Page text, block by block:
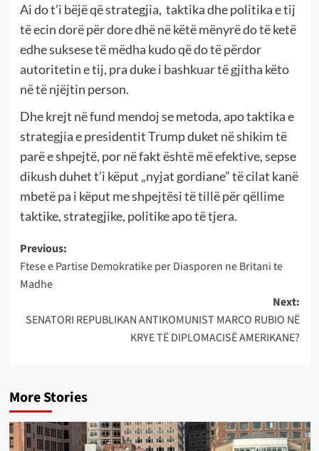
Ai do t’i bëjë që strategjia, taktika dhe politika e tij
të ecin dorë për dore dhë në këtë mënyrë do të ketë
edhe suksese të mëdha kudo që do të përdor
autoritetin e tij, pra duke i bashkuar të gjitha këto
në të njëjtin person.
Dhe krejt në fund mendoj se metoda, apo taktika e
strategjia e presidentit Trump duket në shikim të
parë e shpejtë, por në fakt është më efektive, sepse
dikush duhet t’i këput „nyjat gordiane” të cilat kanë
mbetë pa i këput me shpejtësi të tillë për qëllime
taktike, strategjike, politike apo të tjera.
Post
navigation
Previous:
Ftese e Partise Demokratike per Diasporen ne Britani te
Madhe
Next:
SENATORI REPUBLIKAN ANTIKOMUNIST MARCO RUBIO NË
KRYE TË DIPLOMACISË AMERIKANE?
More Stories